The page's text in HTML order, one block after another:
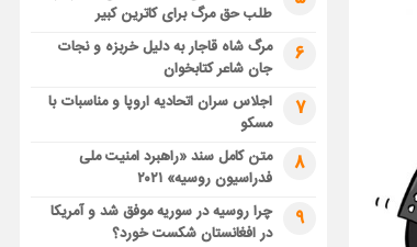
طلب حق مرگ برای کاترین کبیر
6
مرگ شاه قاجار به دلیل خربزه و نجات
جان شاعر کتابخوان
7
اجلاس سران اتحادیه اروپا و مناسبات با
مسکو
8
متن کامل سند «راهبرد امنیت ملی
فدراسیون روسیه» ۲۰۲۱
9
چرا روسیه در سوریه موفق شد و آمریکا
در افغانستان شکست خورد؟